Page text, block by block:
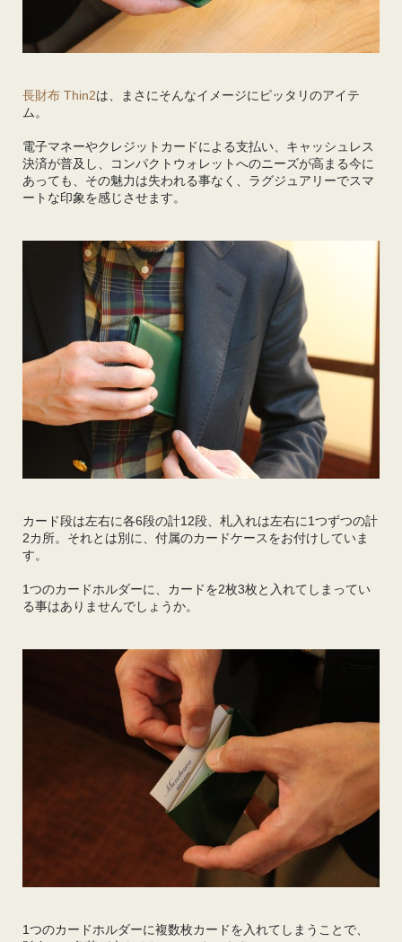
長財布 Thin2は、まさにそんなイメージにピッタリのアイテ
ム。
電子マネーやクレジットカードによる支払い、キャッシュレス
決済が普及し、コンパクトウォレットへのニーズが高まる今に
あっても、その魅力は失われる事なく、ラグジュアリーでスマ
ートな印象を感じさせます。
カード段は左右に各6段の計12段、札入れは左右に1つずつの計
2カ所。それとは別に、付属のカードケースをお付けしていま
す。
1つのカードホルダーに、カードを2枚3枚と入れてしまってい
る事はありませんでしょうか。
1つのカードホルダーに複数枚カードを入れてしまうことで、